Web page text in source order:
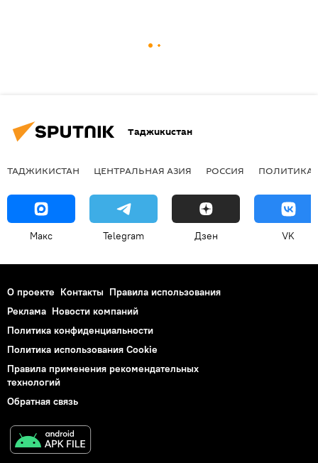
Таджикистан
ТАДЖИКИСТАН ЦЕНТРАЛЬНАЯ АЗИЯ РОССИЯ ПОЛИТИКА
Макс Telegram Дзен VK
О проекте Контакты Правила использования
Реклама Новости компаний
Политика конфиденциальности
Политика использования Cookie
Правила применения рекомендательных
технологий
Обратная связь